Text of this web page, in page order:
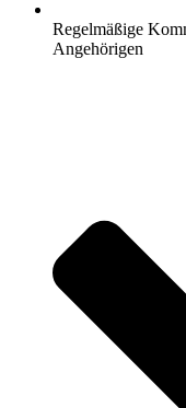
Regelmäßige
Angehörigen